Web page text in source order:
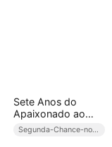
Sete Anos do
Apaixonado ao
Abusado (Dublado)
Segunda-Chance-no-Amor